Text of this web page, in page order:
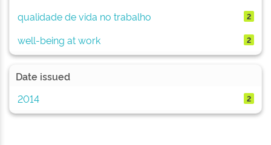
qualidade de vida no trabalho 2
well-being at work 2
Date issued
2014
2